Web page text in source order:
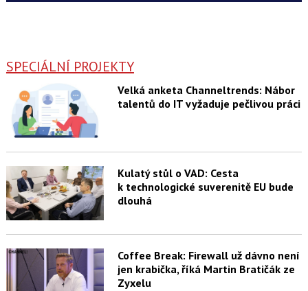
SPECIÁLNÍ PROJEKTY
Velká anketa Channeltrends: Nábor
talentů do IT vyžaduje pečlivou práci
Kulatý stůl o VAD: Cesta
k technologické suverenitě EU bude
dlouhá
Coffee Break: Firewall už dávno není
jen krabička, říká Martin Bratičák ze
Zyxelu